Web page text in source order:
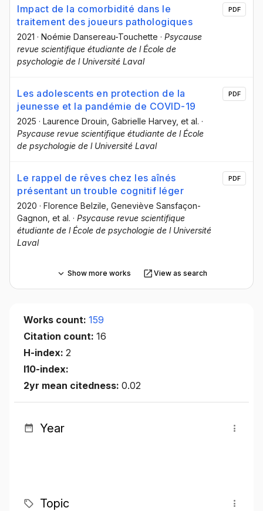
Impact de la comorbidité dans le
traitement des joueurs pathologiques
2021 · Noémie Dansereau-Touchette · Psycause
revue scientifique étudiante de l École de
psychologie de l Université Laval
PDF
Les adolescents en protection de la
jeunesse et la pandémie de COVID-19
2025 · Laurence Drouin , Gabrielle Harvey, et al. ·
Psycause revue scientifique étudiante de l École
de psychologie de l Université Laval
PDF
Le rappel de rêves chez les aînés
présentant un trouble cognitif léger
2020 · Florence Belzile , Geneviève Sansfaçon-
Gagnon , et al. · Psycause revue scientifique
étudiante de l École de psychologie de l Université
Laval
PDF
Show more works View as search
Works count: 159
Citation count: 16
H-index: 2
I10-index:
2yr mean citedness: 0.02
Year
Topic